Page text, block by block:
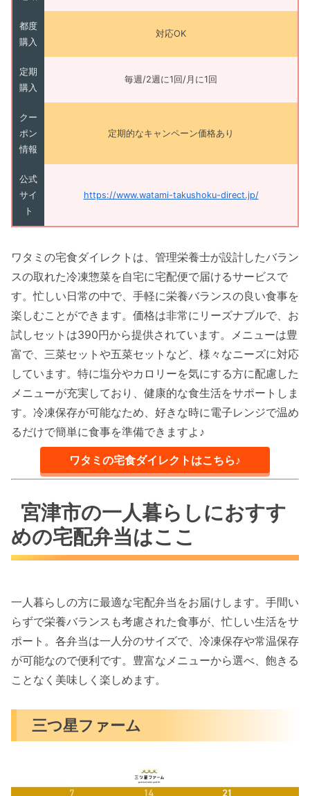
都度
購入
対応OK
定期
購入
毎週/2週に1回/月に1回
クー
ポン
情報
定期的なキャンペーン価格あり
公式
サイ
ト
https://www.watami-takushoku-direct.jp/
ワタミの宅食ダイレクトは、管理栄養士が設計したバラン
スの取れた冷凍惣菜を自宅に宅配便で届けるサービスで
す。忙しい日常の中で、手軽に栄養バランスの良い食事を
楽しむことができます。価格は非常にリーズナブルで、お
試しセットは390円から提供されています。メニューは豊
富で、三菜セットや五菜セットなど、様々なニーズに対応
しています。特に塩分やカロリーを気にする方に配慮した
メニューが充実しており、健康的な食生活をサポートしま
す。冷凍保存が可能なため、好きな時に電子レンジで温め
るだけで簡単に食事を準備できますよ♪
ワタミの宅食ダイレクトはこちら♪
宮津市の一人暮らしにおすす
めの宅配弁当はここ
一人暮らしの方に最適な宅配弁当をお届けします。手間い
らずで栄養バランスも考慮された食事が、忙しい生活をサ
ポート。各弁当は一人分のサイズで、冷凍保存や常温保存
が可能なので便利です。豊富なメニューから選べ、飽きる
ことなく美味しく楽しめます。
三つ星ファーム